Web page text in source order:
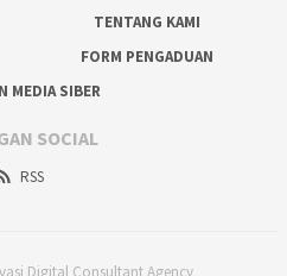
TENTANG KAMI
FORM PENGADUAN
MEDIA SIBER
SOCIAL
RSS
Digital Consultant Agency